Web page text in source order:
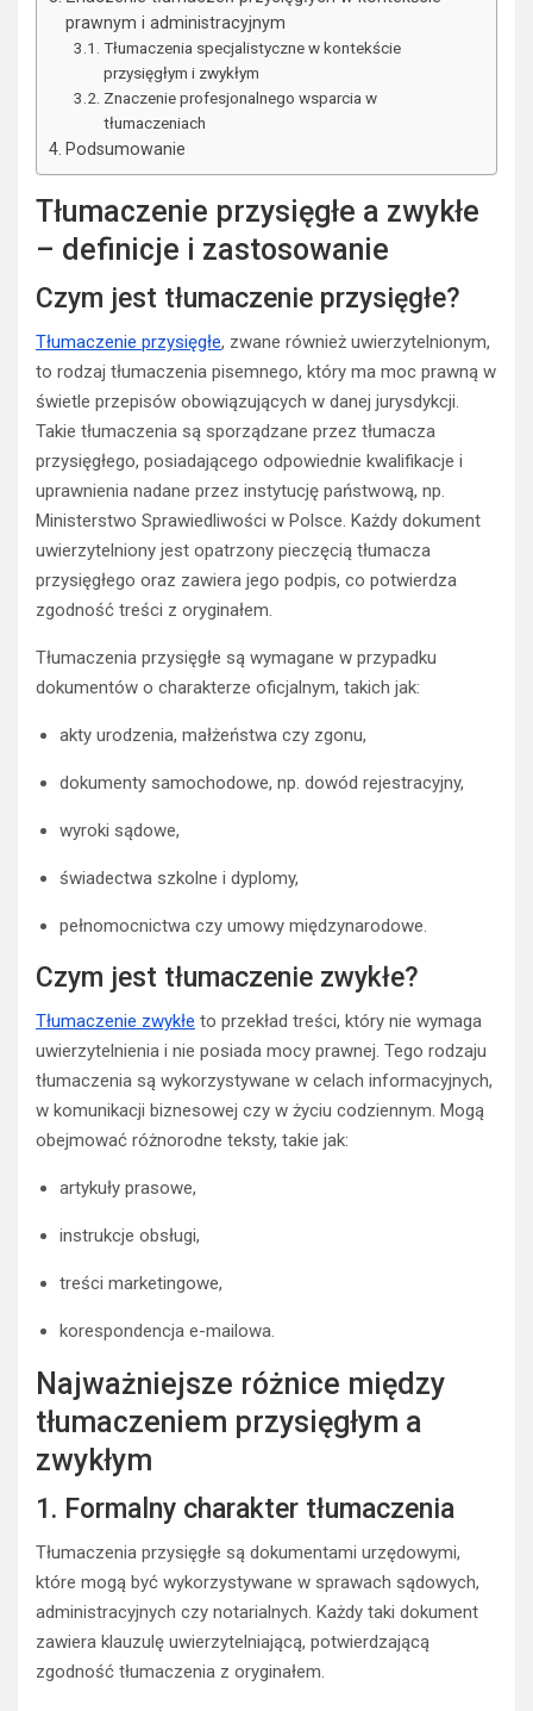
prawnym i administracyjnym
Tłumaczenia specjalistyczne w kontekście
przysięgłym i zwykłym
Znaczenie profesjonalnego wsparcia w
tłumaczeniach
Podsumowanie
Tłumaczenie przysięgłe a zwykłe
– definicje i zastosowanie
Czym jest tłumaczenie przysięgłe?
Tłumaczenie przysięgłe, zwane również uwierzytelnionym,
to rodzaj tłumaczenia pisemnego, który ma moc prawną w
świetle przepisów obowiązujących w danej jurysdykcji.
Takie tłumaczenia są sporządzane przez tłumacza
przysięgłego, posiadającego odpowiednie kwalifikacje i
uprawnienia nadane przez instytucję państwową, np.
Ministerstwo Sprawiedliwości w Polsce. Każdy dokument
uwierzytelniony jest opatrzony pieczęcią tłumacza
przysięgłego oraz zawiera jego podpis, co potwierdza
zgodność treści z oryginałem.
Tłumaczenia przysięgłe są wymagane w przypadku
dokumentów o charakterze oficjalnym, takich jak:
akty urodzenia, małżeństwa czy zgonu,
dokumenty samochodowe, np. dowód rejestracyjny,
wyroki sądowe,
świadectwa szkolne i dyplomy,
pełnomocnictwa czy umowy międzynarodowe.
Czym jest tłumaczenie zwykłe?
Tłumaczenie zwykłe to przekład treści, który nie wymaga
uwierzytelnienia i nie posiada mocy prawnej. Tego rodzaju
tłumaczenia są wykorzystywane w celach informacyjnych,
w komunikacji biznesowej czy w życiu codziennym. Mogą
obejmować różnorodne teksty, takie jak:
artykuły prasowe,
instrukcje obsługi,
treści marketingowe,
korespondencja e-mailowa.
Najważniejsze różnice między
tłumaczeniem przysięgłym a
zwykłym
1. Formalny charakter tłumaczenia
Tłumaczenia przysięgłe są dokumentami urzędowymi,
które mogą być wykorzystywane w sprawach sądowych,
administracyjnych czy notarialnych. Każdy taki dokument
zawiera klauzulę uwierzytelniającą, potwierdzającą
zgodność tłumaczenia z oryginałem.